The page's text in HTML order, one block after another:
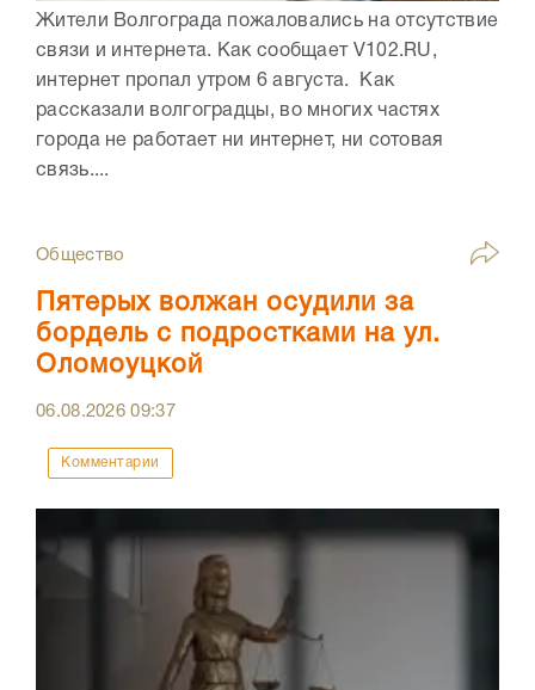
Жители Волгограда пожаловались на отсутствие
связи и интернета. Как сообщает V102.RU,
интернет пропал утром 6 августа. Как
рассказали волгоградцы, во многих частях
города не работает ни интернет, ни сотовая
связь....
Общество
Пятерых волжан осудили за
бордель с подростками на ул.
Оломоуцкой
06.08.202609:37
Комментарии